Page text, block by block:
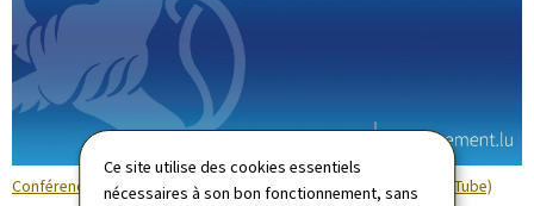
Ce site utilise des cookies essentiels
nécessaires à son bon fonctionnement, sans
Conférence de presse: présentation du Resilienzpak (Vidéo YouTube)